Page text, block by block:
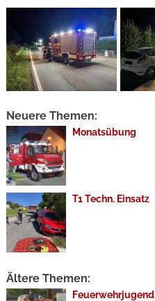
Neuere Themen:
Monatsübung
T1 Techn. Einsatz
Ältere Themen:
Feuerwehrjugend